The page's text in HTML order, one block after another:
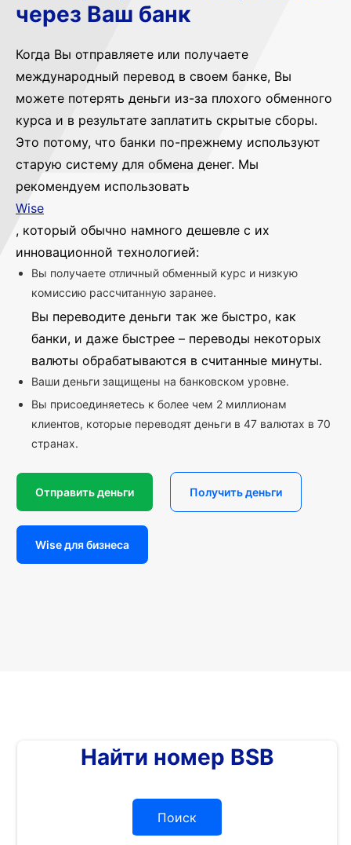
через Ваш банк
Когда Вы отправляете или получаете
международный перевод в своем банке, Вы
можете потерять деньги из-за плохого обменного
курса и в результате заплатить скрытые сборы.
Это потому, что банки по-прежнему используют
старую систему для обмена денег. Мы
рекомендуем использовать
Wise
, который обычно намного дешевле с их
инновационной технологией:
Вы получаете отличный обменный курс и низкую
комиссию рассчитанную заранее.
Вы переводите деньги так же быстро, как
банки, и даже быстрее – переводы некоторых
валюты обрабатываются в считанные минуты.
Ваши деньги защищены на банковском уровне.
Вы присоединяетесь к более чем 2 миллионам
клиентов, которые переводят деньги в 47 валютах в 70
странах.
Отправить деньги Получить деньги
Wise для бизнеса
Найти номер BSB
Поиск